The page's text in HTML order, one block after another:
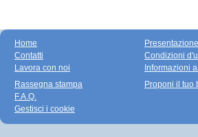
Home
Contatti
Lavora con noi
Presentazione
Condizioni
Informazioni
Rassegna stampa
F.A.Q.
Gestisci i cookie
Proponi il tuo